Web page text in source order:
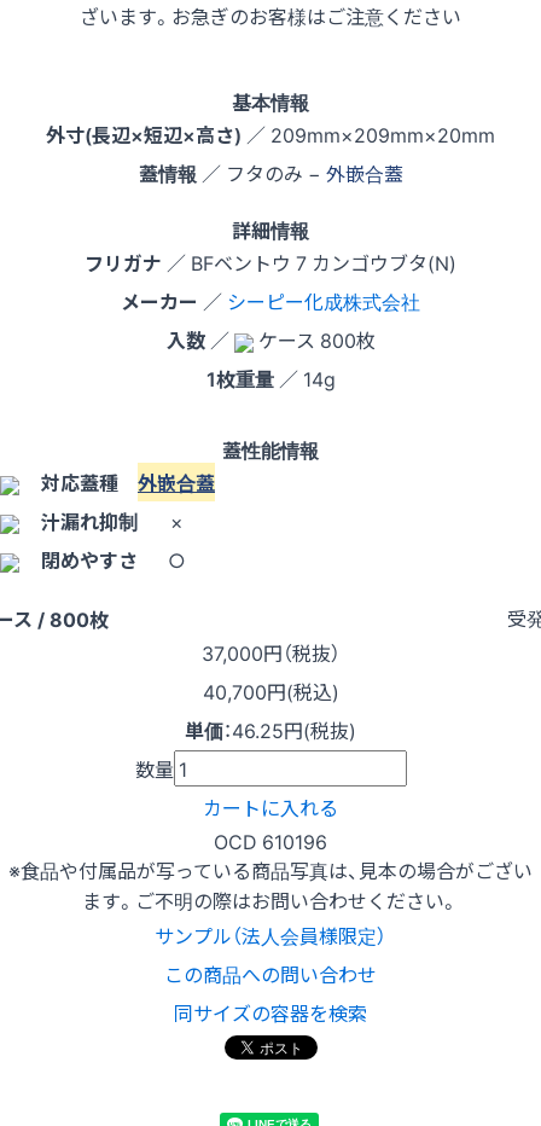
ざいます。お急ぎのお客様はご注意ください
基本情報
外寸(長辺×短辺×高さ) ／ 209mm×209mm×20mm
蓋情報 ／ フタのみ − 外嵌合蓋
詳細情報
フリガナ ／ BFベントウ 7 カンゴウブタ(N)
メーカー ／ シーピー化成株式会社
入数／
ケース 800枚
1枚重量／ 14g
蓋性能情報
対応蓋種 外嵌合蓋
汁漏れ抑制
×
閉めやすさ
○
ス / 800枚
受
37,000円（税抜）
40,700円(税込)
単価：46.25円(税抜)
数量
カートに入れる
OCD 610196
※食品や付属品が写っている商品写真は、見本の場合がござい
ます。ご不明の際はお問い合わせください。
サンプル（法人会員様限定）
この商品への問い合わせ
同サイズの容器を検索